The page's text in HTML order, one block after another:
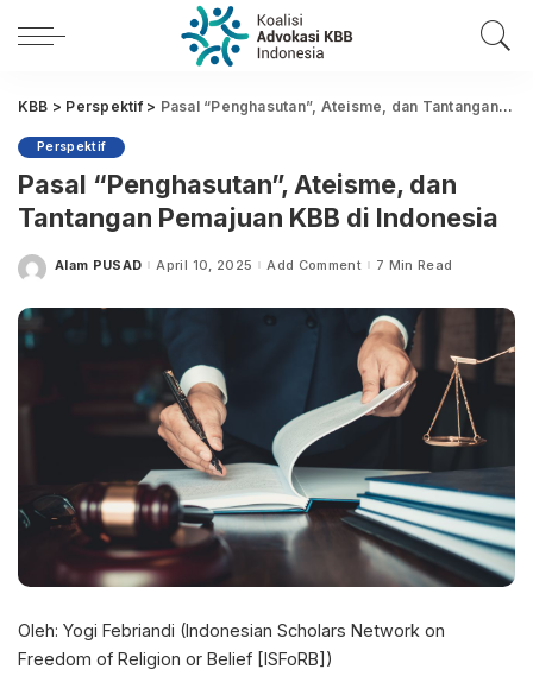
KBB > Perspektif> Pasal “Penghasutan”, Ateisme, dan Tantangan Pemajuan KBB di Indonesia
Perspektif
Pasal “Penghasutan”, Ateisme, dan
Tantangan Pemajuan KBB di Indonesia
Posted
Alam PUSAD April 10, 2025 Add Comment 7 Min Read
Oleh: Yogi Febriandi (Indonesian Scholars Network on
Freedom of Religion or Belief [ISFoRB])